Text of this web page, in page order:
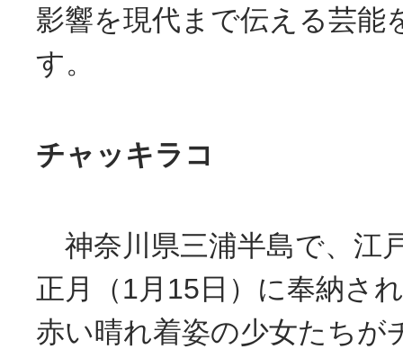
影響を現代まで伝える芸能
す。
チャッキラコ
神奈川県三浦半島で、江
正月（1月15日）に奉納さ
赤い晴れ着姿の少女たちが